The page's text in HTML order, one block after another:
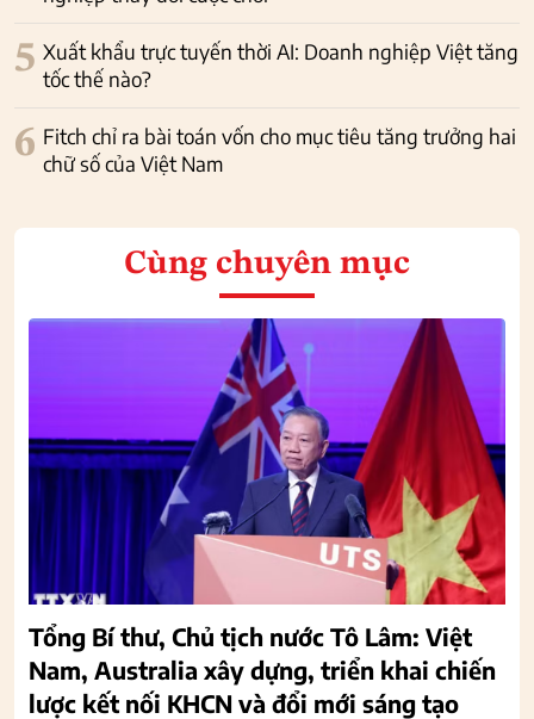
5 Xuất khẩu trực tuyến thời AI: Doanh nghiệp Việt tăng
tốc thế nào?
6 Fitch chỉ ra bài toán vốn cho mục tiêu tăng trưởng hai
chữ số của Việt Nam
Cùng chuyên mục
Tổng Bí thư, Chủ tịch nước Tô Lâm: Việt
Nam, Australia xây dựng, triển khai chiến
lược kết nối KHCN và đổi mới sáng tạo